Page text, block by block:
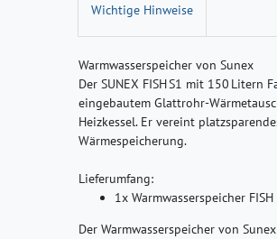
Wichtige Hinweise
Warmwasserspeicher von Sunex
Der SUNEX FISH S1 mit 150 Litern
eingebautem Glattrohr-
Heizkessel. Er vereint
Wärmespeicherung.
Lieferumfang:
1x Warmwasserspeicher
Der Warmwasserspeicher von